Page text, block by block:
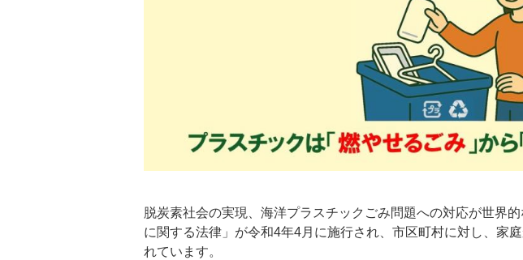
脱炭素社会の実現、海洋プラスチックごみ問題への対応が世界
に関する法律」が令和4年4月に施行され、市区町村に対し、家
れています。